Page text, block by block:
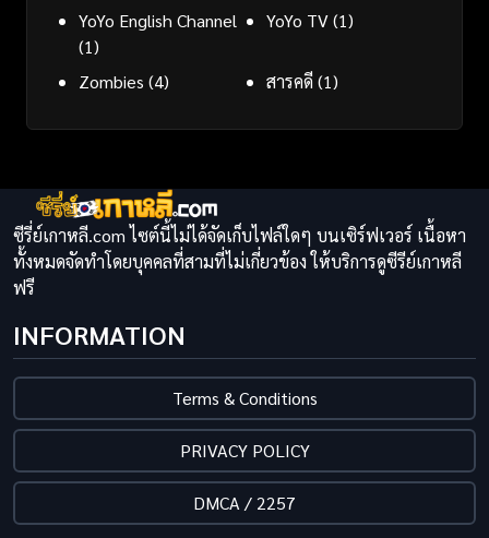
YoYo English Channel
(1)
YoYo TV(1)
Zombies (4) สารคดี(1)
ซีรี่ย์เกาหลี.com ไซต์นี้ไม่ได้จัดเก็บไฟล์ใดๆ บนเซิร์ฟเวอร์ เนื้อหา
ทั้งหมดจัดทำโดยบุคคลที่สามที่ไม่เกี่ยวข้อง ให้บริการดูซีรีย์เกาหลี
ฟรี
INFORMATION
Terms & Conditions
PRIVACY POLICY
DMCA / 2257